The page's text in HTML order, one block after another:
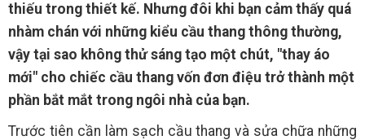
thiếu trong thiết kế. Nhưng đôi khi bạn cảm thấy quá
nhàm chán với những kiểu cầu thang thông thường,
vậy tại sao không thử sáng tạo một chút, "thay áo
mới" cho chiếc cầu thang vốn đơn điệu trở thành một
phần bắt mắt trong ngôi nhà của bạn.
Trước tiên cần làm sạch cầu thang và sửa chữa những